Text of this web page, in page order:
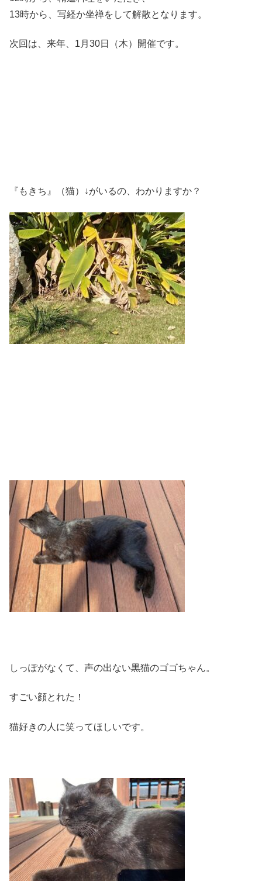
13時から、写経か坐禅をして解散となります。
次回は、来年、1月30日（木）開催です。
『もきち』（猫）↓がいるの、わかりますか？
しっぽがなくて、声の出ない黒猫のゴゴちゃん。
すごい顔とれた！
猫好きの人に笑ってほしいです。